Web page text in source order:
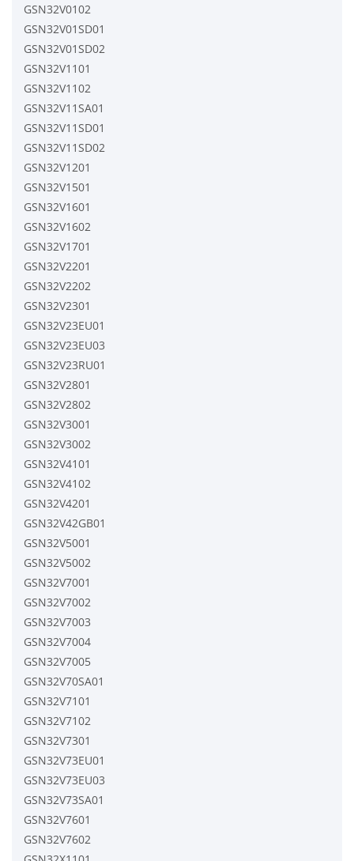
GSN32V0102
GSN32V01SD01
GSN32V01SD02
GSN32V1101
GSN32V1102
GSN32V11SA01
GSN32V11SD01
GSN32V11SD02
GSN32V1201
GSN32V1501
GSN32V1601
GSN32V1602
GSN32V1701
GSN32V2201
GSN32V2202
GSN32V2301
GSN32V23EU01
GSN32V23EU03
GSN32V23RU01
GSN32V2801
GSN32V2802
GSN32V3001
GSN32V3002
GSN32V4101
GSN32V4102
GSN32V4201
GSN32V42GB01
GSN32V5001
GSN32V5002
GSN32V7001
GSN32V7002
GSN32V7003
GSN32V7004
GSN32V7005
GSN32V70SA01
GSN32V7101
GSN32V7102
GSN32V7301
GSN32V73EU01
GSN32V73EU03
GSN32V73SA01
GSN32V7601
GSN32V7602